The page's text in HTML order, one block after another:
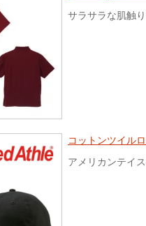
サラサラな肌触
コットンツイル
アメリカンテイ